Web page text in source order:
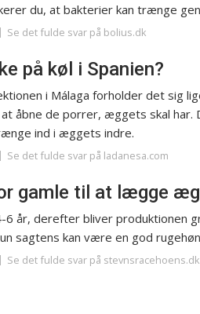
du, at bakterier kan trænge
Se det fulde svar på bolius.dk
på køl i Spanien?
i Málaga forholder det sig
åbne de porrer, æggets skal har.
ind i æggets indre.
Se det fulde svar på ladanesa.com
gamle til at lægge
år, derefter bliver produktionen
sagtens kan være en god
Se det fulde svar på stevnsracehoens.dk